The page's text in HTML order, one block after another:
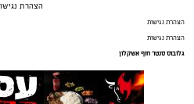
הצהרת
הצהרת נגישות
הצהרת נגישות
גלובוס סנטר חוף אשקלון